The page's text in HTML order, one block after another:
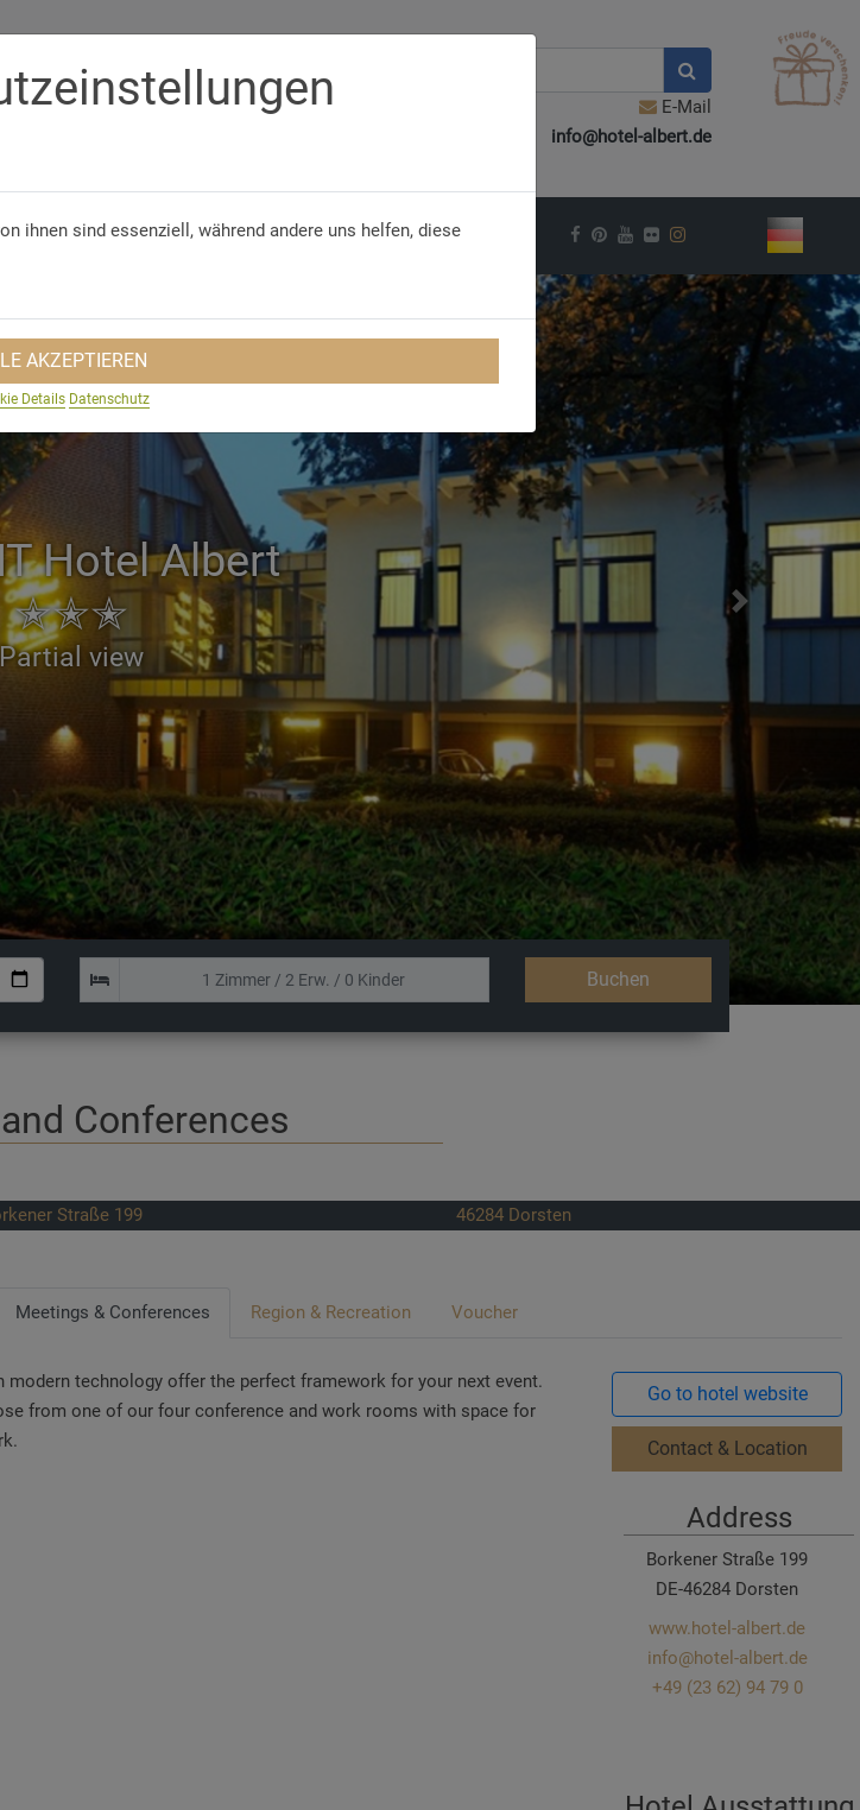
Telephone
E-Mail
info@hotel-albert.de
TRAVEL SUSTAINABILITY TRAVEL INSPIRATION
Hotel Albert
✭✭✭
room with slant of a roof
Next
Buchen
Conferences
Straße 199 46284 Dorsten
Meetings & Conferences Region & Recreation Voucher
technology offer the perfect framework for your next event.
from one of our four conference and work rooms with space for
Go to hotel website
Contact & Location
Address
Borkener Straße 199
DE-46284 Dorsten
www.hotel-albert.de
info@hotel-albert.de
+49 (23 62) 94 79 0
ihnen sind essenziell, während andere uns helfen, diese
AKZEPTIEREN
Details Datenschutz